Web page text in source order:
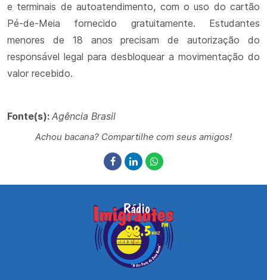
e terminais de autoatendimento, com o uso do cartão
Pé-de-Meia fornecido gratuitamente. Estudantes
menores de 18 anos precisam de autorização do
responsável legal para desbloquear a movimentação do
valor recebido.
Fonte(s): Agência Brasil
Achou bacana? Compartilhe com seus amigos!